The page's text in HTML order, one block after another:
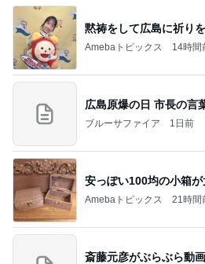
黙祷をして広島に祈り
Amebaトピックス 14時間
広島原爆の日 市長の言
ブルーサファイア 1日前
安っぽい100均の小箱
Amebaトピックス 21時間
斎藤元彦がぶらぶら動